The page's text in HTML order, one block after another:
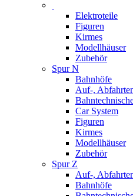
Elektroteile
Figuren
Kirmes
Modellhäuser
Zubehör
Spur N
Bahnhöfe
Auf-,
Car System
Figuren
Kirmes
Modellhäuser
Zubehör
Spur Z
Auf-,
Bahnhöfe